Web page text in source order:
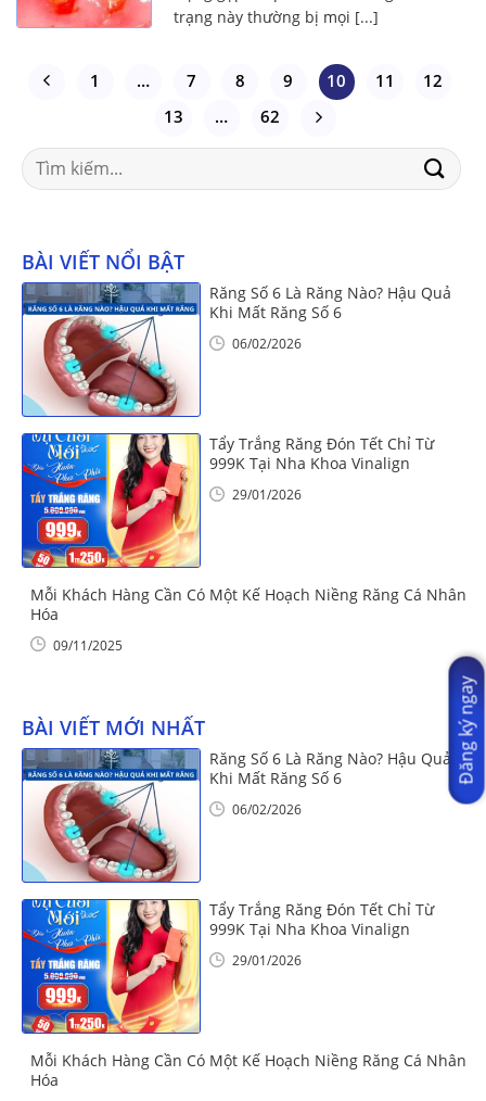
trạng này thường bị mọi [...]
1 … 7 8 9 10 11
12
13
… 62
Search
for:
BÀI VIẾT NỔI BẬT
Răng Số 6 Là Răng Nào? Hậu Quả
Khi Mất Răng Số 6
06/02/2026
Tẩy Trắng Răng Đón Tết Chỉ Từ
999K Tại Nha Khoa Vinalign
29/01/2026
Mỗi Khách Hàng Cần Có Một Kế Hoạch Niềng Răng Cá Nhân
Hóa
09/11/2025
BÀI VIẾT MỚI NHẤT
Răng Số 6 Là Răng Nào? Hậu Quả
Khi Mất Răng Số 6
06/02/2026
Tẩy Trắng Răng Đón Tết Chỉ Từ
999K Tại Nha Khoa Vinalign
29/01/2026
Mỗi Khách Hàng Cần Có Một Kế Hoạch Niềng Răng Cá Nhân
Hóa
Đăng ký ngay